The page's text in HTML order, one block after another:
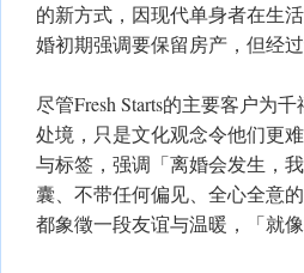
的新方式，因现代单身者在生
婚初期强调要保留房产，但经
尽管Fresh Starts的主要客户为
处境，只是文化观念令他们更
与标签，强调「离婚会发生，
囊、不带任何偏见、全心全意
都象徵一段友谊与温暖，「就